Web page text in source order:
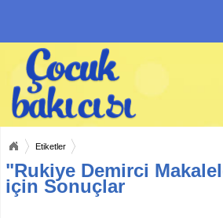
Etiketler
"Rukiye Demirci
için Sonuçlar